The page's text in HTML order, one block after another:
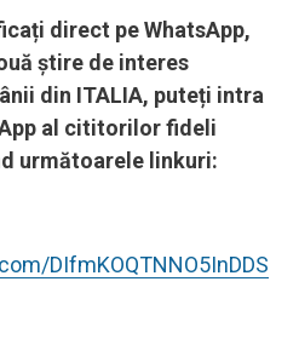
direct pe WhatsApp,
știre de interes
din ITALIA, puteți intra
al cititorilor fideli
următoarele linkuri:
DIfmKOQTNNO5InDDS